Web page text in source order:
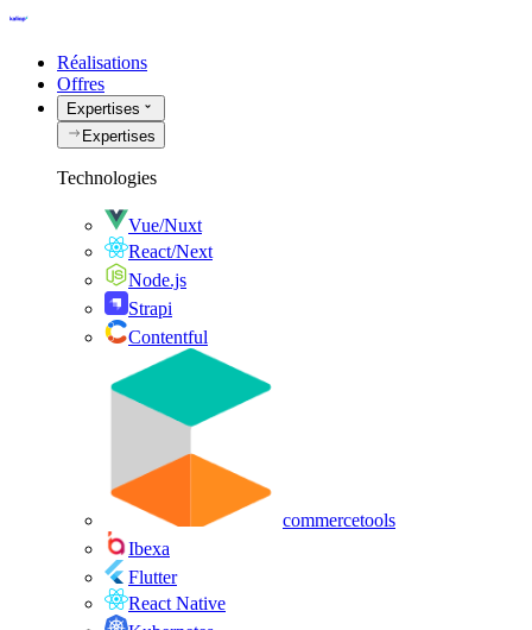
Réalisations
Offres
Expertises
Expertises
Technologies
Vue/Nuxt
React/Next
Node.js
Strapi
Contentful
commercetools
Ibexa
Flutter
React Native